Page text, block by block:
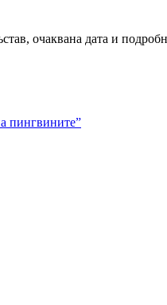
очаквана дата и
пингвините”